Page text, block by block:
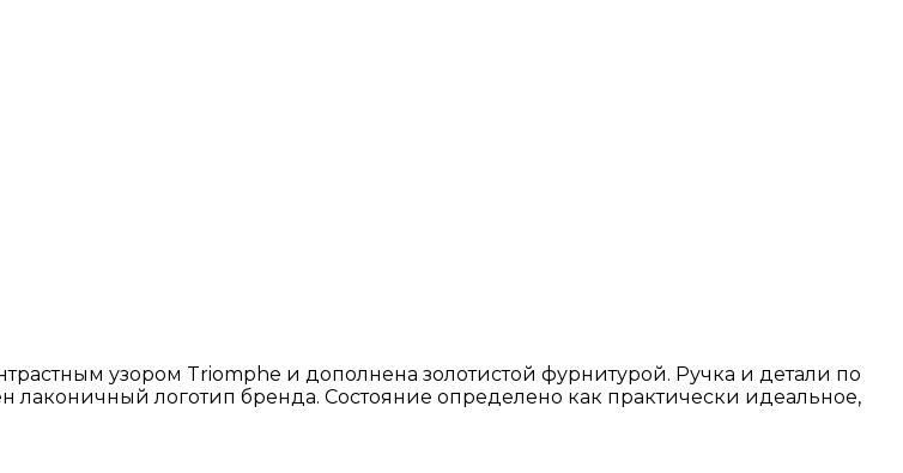
узором Triomphe и дополнена золотистой фурнитурой. Ручка и детали по
логотип бренда. Состояние определено как практически идеальное,